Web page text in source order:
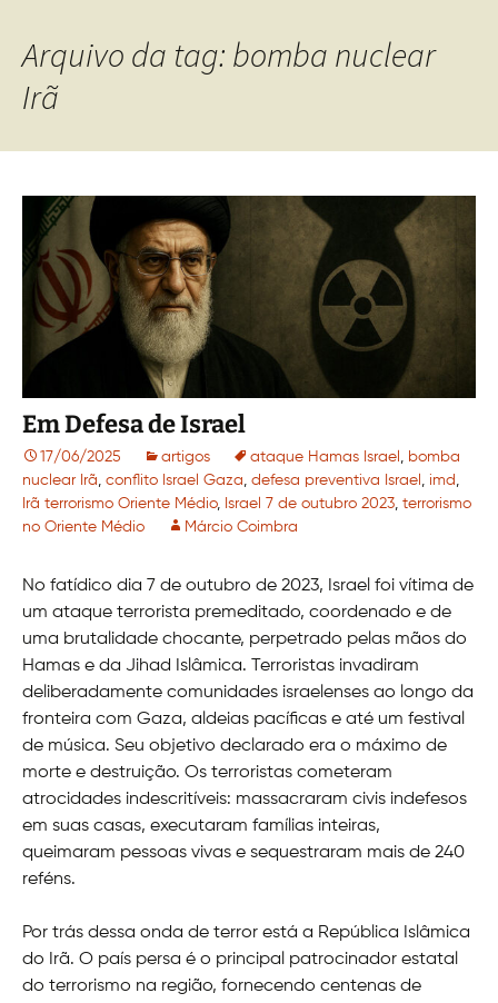
Arquivo da tag: bomba nuclear
Irã
Em Defesa de Israel
17/06/2025 artigos ataque Hamas Israel , bomba
nuclear Irã, conflito Israel Gaza, defesa preventiva Israel , imd ,
Irã terrorismo Oriente Médio, Israel 7 de outubro 2023, terrorismo
no Oriente Médio
Márcio Coimbra
No fatídico dia 7 de outubro de 2023, Israel foi vítima de
um ataque terrorista premeditado, coordenado e de
uma brutalidade chocante, perpetrado pelas mãos do
Hamas e da Jihad Islâmica. Terroristas invadiram
deliberadamente comunidades israelenses ao longo da
fronteira com Gaza, aldeias pacíficas e até um festival
de música. Seu objetivo declarado era o máximo de
morte e destruição. Os terroristas cometeram
atrocidades indescritíveis: massacraram civis indefesos
em suas casas, executaram famílias inteiras,
queimaram pessoas vivas e sequestraram mais de 240
reféns.
Por trás dessa onda de terror está a República Islâmica
do Irã. O país persa é o principal patrocinador estatal
do terrorismo na região, fornecendo centenas de